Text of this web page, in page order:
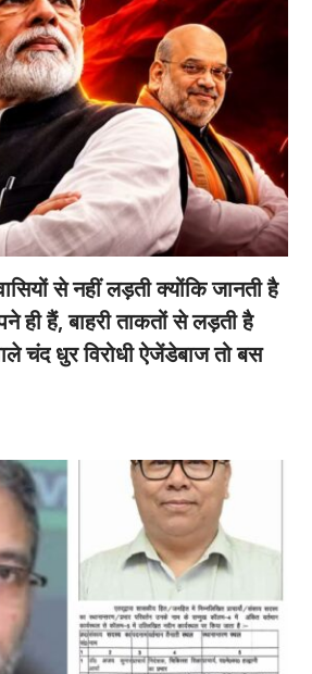
से नहीं लड़ती क्योंकि जानती है
ही हैं, बाहरी ताकतों से लड़ती है
चंद धुर विरोधी ऐजेंडेबाज तो बस